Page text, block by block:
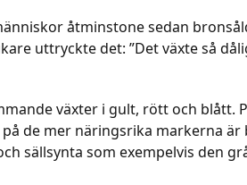
to
go
first
slide
åtminstone sedan
uttryckte det: ”Det växte så
växter i gult, rött och blått.
de mer näringsrika markerna är
sällsynta som exempelvis den